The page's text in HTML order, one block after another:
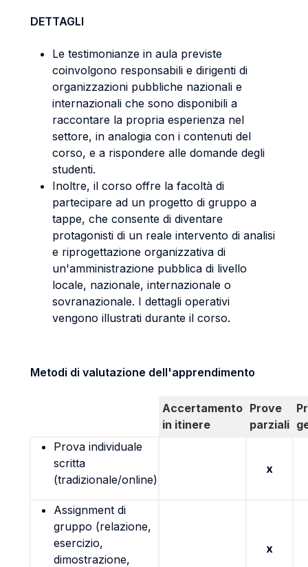
DETTAGLI
Le testimonianze in aula previste
coinvolgono responsabili e dirigenti di
organizzazioni pubbliche nazionali e
internazionali che sono disponibili a
raccontare la propria esperienza nel
settore, in analogia con i contenuti del
corso, e a rispondere alle domande degli
studenti.
Inoltre, il corso offre la facoltà di
partecipare ad un progetto di gruppo a
tappe, che consente di diventare
protagonisti di un reale intervento di analisi
e riprogettazione organizzativa di
un'amministrazione pubblica di livello
locale, nazionale, internazionale o
sovranazionale. I dettagli operativi
vengono illustrati durante il corso.
Metodi di valutazione dell'apprendimento
Accertamento
in itinere
Prove
parziali
Prova individuale
scritta
(tradizionale/online)
x
Assignment di
gruppo (relazione,
esercizio,
dimostrazione,
x